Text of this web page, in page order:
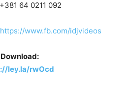
64 0211 092
https://www.fb.com/idjvideos
Download:
ley.la/rwOcd